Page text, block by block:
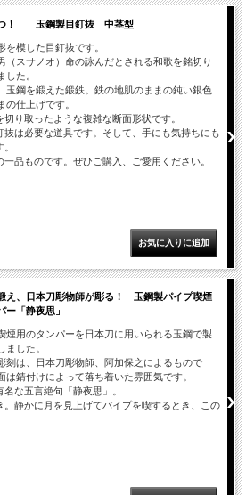
つ！ 玉鋼製目釘抜 中茎型
を模した目釘抜です。
（スサノオ）命の詠んだとされる和歌を銘切り
した。
玉鋼を鍛えた鍛鉄。鉄の地肌のままの鈍い銀色
の仕上げです。
り取ったような複雑な断面形状です。
は必要な道具です。そして、手にも気持ちにも
品ものです。ぜひご購入、ご愛用ください。
え、日本刀彫物師が彫る！ 玉鋼製パイプ喫煙
ー「静夜思」
煙用のタンパーを日本刀に用いられる玉鋼で製
ました。
刻は、日本刀彫物師、阿加保之によるもので
は錆付けによって落ち着いた雰囲気です。
な五言絶句「静夜思」。
。静かに月を見上げてパイプを喫するとき、この